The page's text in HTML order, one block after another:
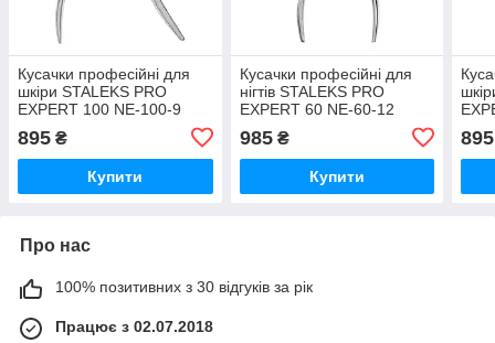
Кусачки професійні для
шкіри STALEKS PRO
EXPERT 100 NE-100-9
манікюрні кусачки Сталекс
для нігтів педикюру
895 ₴
Купити
Кусачки професійні для
нігтів STALEKS PRO
EXPERT 60 NE-60-12
манікюрні кусачки Сталекс
для нігтів
985₴
Купити
для
895
Про нас
100% позитивних з 30 відгуків за рік
Працює з 02.07.2018